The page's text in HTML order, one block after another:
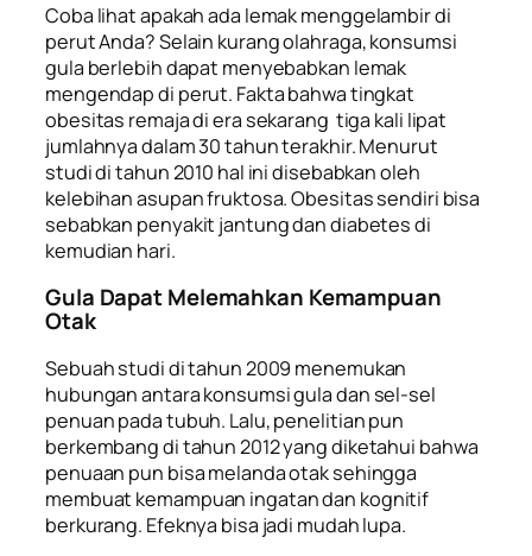
Coba lihat apakah ada lemak menggelambir di
perut Anda? Selain kurang olahraga, konsumsi
gula berlebih dapat menyebabkan lemak
mengendap di perut. Fakta bahwa tingkat
obesitas remaja di era sekarang tiga kali lipat
jumlahnya dalam 30 tahun terakhir. Menurut
studi di tahun 2010 hal ini disebabkan oleh
kelebihan asupan fruktosa. Obesitas sendiri bisa
sebabkan penyakit jantung dan diabetes di
kemudian hari.
Gula Dapat Melemahkan Kemampuan
Otak
Sebuah studi di tahun 2009 menemukan
hubungan antara konsumsi gula dan sel-sel
penuan pada tubuh. Lalu, penelitian pun
berkembang di tahun 2012 yang diketahui bahwa
penuaan pun bisa melanda otak sehingga
membuat kemampuan ingatan dan kognitif
berkurang. Efeknya bisa jadi mudah lupa.